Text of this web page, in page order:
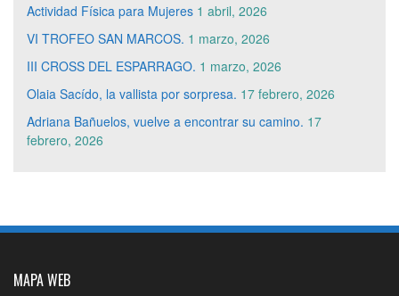
Actividad Física para Mujeres 1 abril, 2026
VI TROFEO SAN MARCOS. 1 marzo, 2026
III CROSS DEL ESPARRAGO. 1 marzo, 2026
Olaia Sacído, la vallista por sorpresa. 17 febrero, 2026
Adriana Bañuelos, vuelve a encontrar su camino. 17
febrero, 2026
MAPA WEB